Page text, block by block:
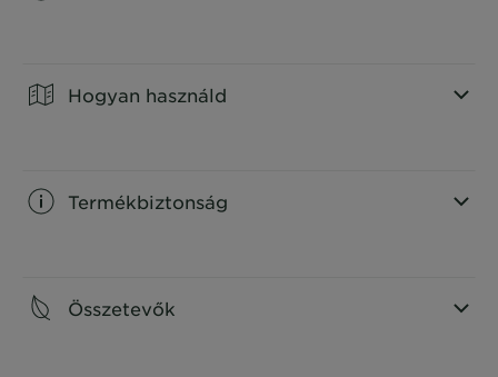
Hogyan használd
Termékbiztonság
Összetevők